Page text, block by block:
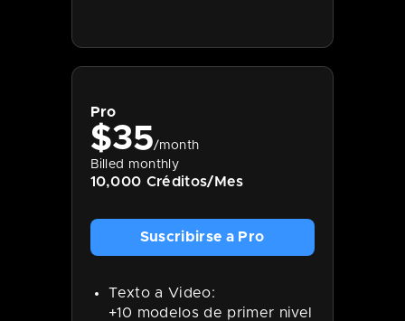
Pro
$35/month
Billed monthly
10,000 Créditos/Mes
Suscribirse a Pro
Texto a Video:
+10 modelos de primer nivel